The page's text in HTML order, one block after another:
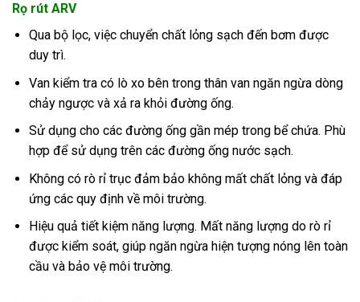
Rọ rút ARV
Qua bộ lọc, việc chuyển chất lỏng sạch đến bơm được
duy trì.
Van kiểm tra có lò xo bên trong thân van ngăn ngừa dòng
chảy ngược và xả ra khỏi đường ống.
Sử dụng cho các đường ống gần mép trong bể chứa. Phù
hợp để sử dụng trên các đường ống nước sạch.
Không có rò rỉ trục đảm bảo không mất chất lỏng và đáp
ứng các quy định về môi trường.
Hiệu quả tiết kiệm năng lượng. Mất năng lượng do rò rỉ
được kiểm soát, giúp ngăn ngừa hiện tượng nóng lên toàn
cầu và bảo vệ môi trường.